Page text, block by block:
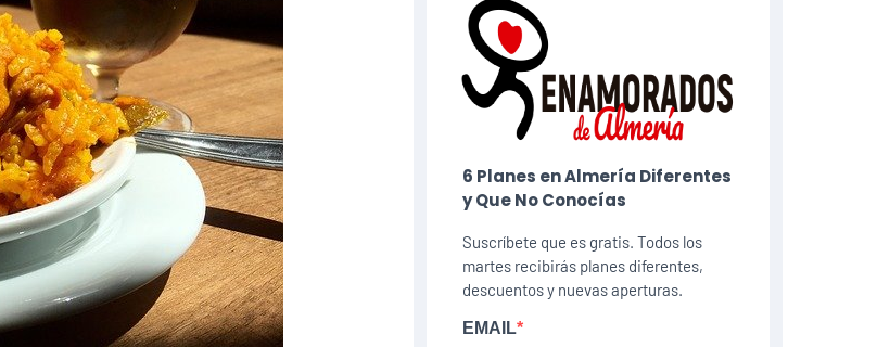
6 Planes​ en Almería Diferentes
y Que No Conocías
Suscríbete que es gratis. Todos los
martes recibirás planes diferentes,
descuentos y nuevas aperturas.
EMAIL